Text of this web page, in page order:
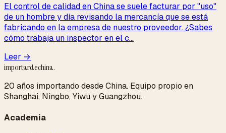
El control de calidad en China se suele facturar por "uso"
de un hombre y día revisando la mercancía que se está
fabricando en la empresa de nuestro proveedor. ¿Sabes
cómo trabaja un inspector en el c...
Leer →
importardechina.
20 años importando desde China. Equipo propio en
Shanghai, Ningbo, Yiwu y Guangzhou.
Academia